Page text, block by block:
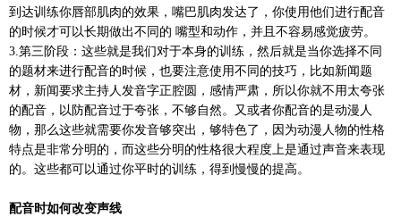
到达训练你唇部肌肉的效果，嘴巴肌肉发达了，你使用他们进行配音
的时候才可以长期做出不同的 嘴型和动作，并且不容易感觉疲劳。
3.第三阶段：这些就是我们对于本身的训练，然后就是当你选择不同
的题材来进行配音的时候，也要注意使用不同的技巧，比如新闻题
材，新闻要求主持人发音字正腔圆，感情严肃，所以你就不用太夸张
的配音，以防配音过于夸张，不够自然。又或者你配音的是动漫人
物，那么这些就需要你发音够突出，够特色了，因为动漫人物的性格
特点是非常分明的，而这些分明的性格很大程度上是通过声音来表现
的。这些都可以通过你平时的训练，得到慢慢的提高。
配音时如何改变声线